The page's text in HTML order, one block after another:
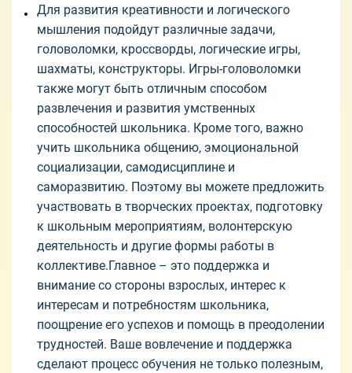
Для развития креативности и логического
мышления подойдут различные задачи,
головоломки, кроссворды, логические игры,
шахматы, конструкторы. Игры-головоломки
также могут быть отличным способом
развлечения и развития умственных
способностей школьника. Кроме того, важно
учить школьника общению, эмоциональной
социализации, самодисциплине и
саморазвитию. Поэтому вы можете предложить
участвовать в творческих проектах, подготовку
к школьным мероприятиям, волонтерскую
деятельность и другие формы работы в
коллективе.Главное – это поддержка и
внимание со стороны взрослых, интерес к
интересам и потребностям школьника,
поощрение его успехов и помощь в преодолении
трудностей. Ваше вовлечение и поддержка
сделают процесс обучения не только полезным,